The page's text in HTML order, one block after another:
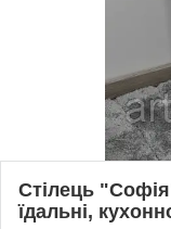
Стілець
їдальні,